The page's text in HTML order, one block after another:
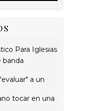
Para Iglesias
banda
a un
tocar en una